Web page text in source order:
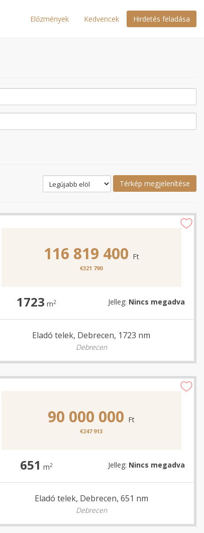
Előzmények Kedvencek Hirdetés feladása
Térkép megjelenítése
116 819 400 Ft
€321 790
1723 m2 Jelleg: Nincs megadva
Eladó telek, Debrecen, 1723 nm
Debrecen
90 000 000 Ft
€247 913
651 m2 Jelleg: Nincs megadva
Eladó telek, Debrecen, 651 nm
Debrecen